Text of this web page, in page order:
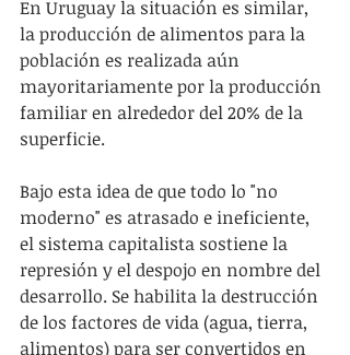
En Uruguay la situación es similar,
la producción de alimentos para la
población es realizada aún
mayoritariamente por la producción
familiar en alrededor del 20% de la
superficie.
Bajo esta idea de que todo lo "no
moderno" es atrasado e ineficiente,
el sistema capitalista sostiene la
represión y el despojo en nombre del
desarrollo. Se habilita la destrucción
de los factores de vida (agua, tierra,
alimentos) para ser convertidos en